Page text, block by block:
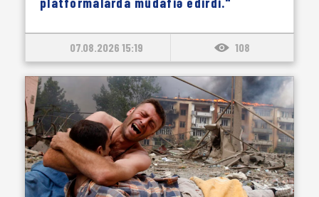
07.08.2026 15:19 108